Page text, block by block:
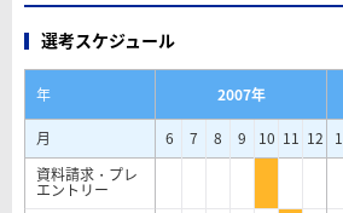
選考スケジュール
年 2007年
月
6 7 8 9 10 11 12 1
資料請求・プレ
エントリー